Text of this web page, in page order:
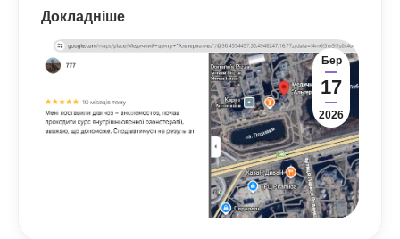
Докладніше
Бер
17
2026